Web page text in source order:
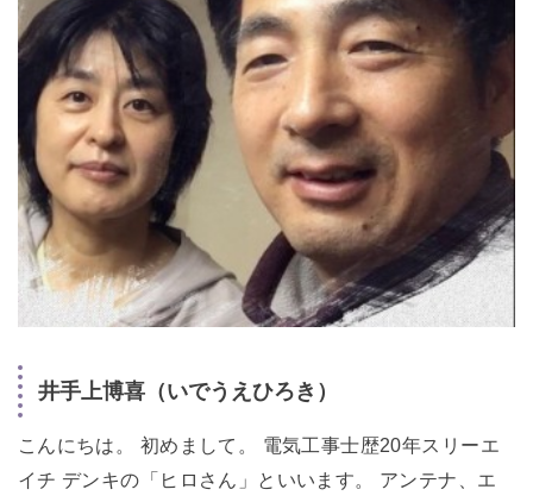
井手上博喜（いでうえひろき）
こんにちは。 初めまして。 電気工事士歴20年スリーエ
イチ デンキの「ヒロさん」といいます。 アンテナ、エ